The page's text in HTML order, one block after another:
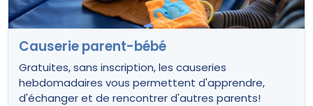
Causerie parent-bébé
Gratuites, sans inscription, les causeries
hebdomadaires vous permettent d'apprendre,
d'échanger et de rencontrer d'autres parents!